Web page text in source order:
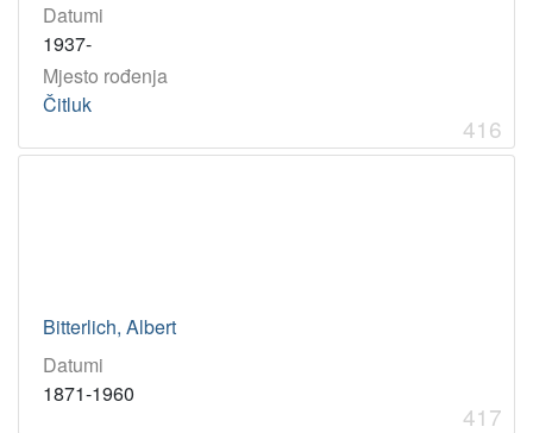
Datumi
1937-
Mjesto rođenja
Čitluk
416
Bitterlich, Albert
Datumi
1871-1960
417